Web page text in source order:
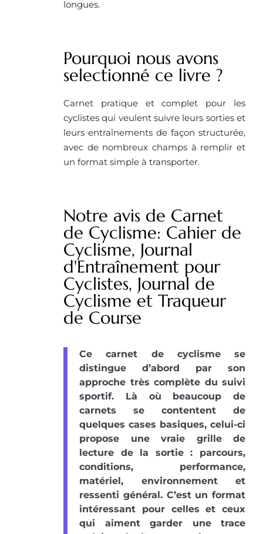
longues.
Pourquoi nous avons
selectionné ce livre ? ​
Carnet pratique et complet pour les
cyclistes qui veulent suivre leurs sorties et
leurs entraînements de façon structurée,
avec de nombreux champs à remplir et
un format simple à transporter.
Notre avis de Carnet
de Cyclisme: Cahier de
Cyclisme, Journal
d'Entraînement pour
Cyclistes, Journal de
Cyclisme et Traqueur
de Course
Ce carnet de cyclisme se
distingue d’abord par son
approche très complète du suivi
sportif. Là où beaucoup de
carnets se contentent de
quelques cases basiques, celui-ci
propose une vraie grille de
lecture de la sortie : parcours,
conditions, performance,
matériel, environnement et
ressenti général. C’est un format
intéressant pour celles et ceux
qui aiment garder une trace